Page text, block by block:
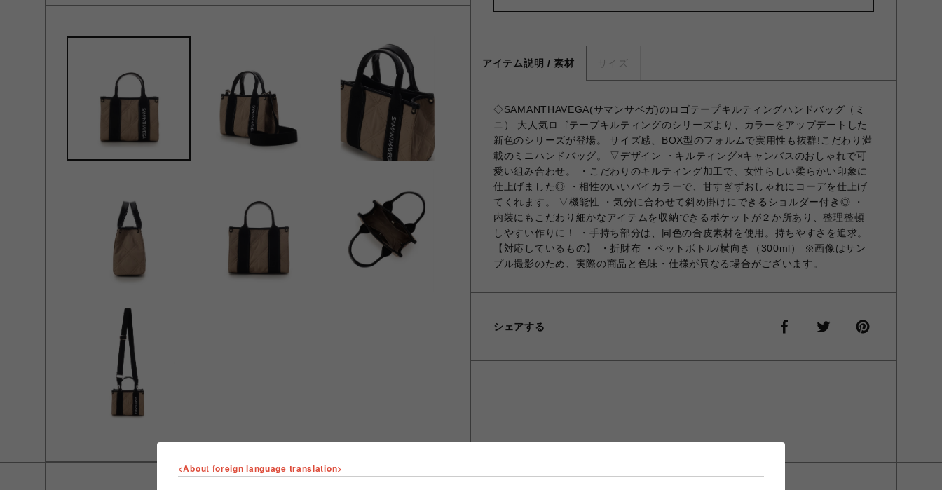
アイテム説明 / 素材 サイズ
◇SAMANTHAVEGA(サマンサベガ)のロゴテープキルティングハンドバッグ（ミ
ニ） 大人気ロゴテープキルティングのシリーズより、カラーをアップデートした
新色のシリーズが登場。 サイズ感、BOX型のフォルムで実用性も抜群!こだわり満
載のミニハンドバッグ。 ▽デザイン ・キルティング×キャンバスのおしゃれで可
愛い組み合わせ。 ・こだわりのキルティング加工で、女性らしい柔らかい印象に
仕上げました◎ ・相性のいいバイカラーで、甘すぎずおしゃれにコーデを仕上げ
てくれます。 ▽機能性 ・気分に合わせて斜め掛けにできるショルダー付き◎ ・
内装にもこだわり細かなアイテムを収納できるポケットが２か所あり、整理整頓
しやすい作りに！ ・手持ち部分は、同色の合皮素材を使用。持ちやすさを追求。
【対応しているもの】 ・折財布 ・ペットボトル/横向き（300ml） ※画像はサン
プル撮影のため、実際の商品と色味・仕様が異なる場合がございます。
シェアする
<About foreign language translation>